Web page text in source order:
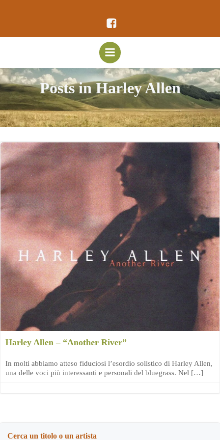
al
contenuto
Posts in Harley Allen
Harley Allen – “Another River”
In molti abbiamo atteso fiduciosi l’esordio solistico di Harley Allen,
una delle voci più interessanti e personali del bluegrass. Nel […]
Cerca un titolo o un artista